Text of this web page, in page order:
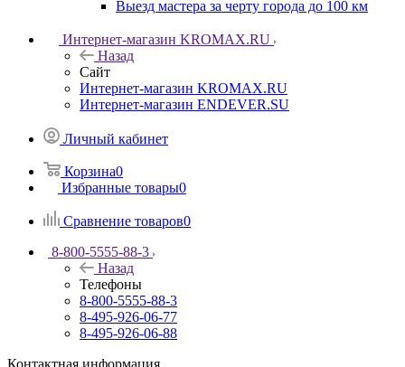
Выезд мастера за черту города до 100 км
Интернет-магазин KROMAX.RU
Назад
Сайт
Интернет-магазин KROMAX.RU
Интернет-магазин ENDEVER.SU
Личный кабинет
Корзина0
Избранные товары0
Сравнение товаров0
8-800-5555-88-3
Назад
Телефоны
8-800-5555-88-3
8-495-926-06-77
8-495-926-06-88
Контактная информация